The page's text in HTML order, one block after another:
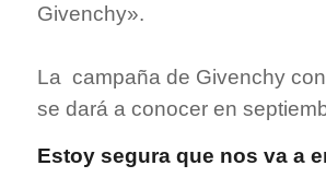
Givenchy».
La campaña de Givenchy
se dará a conocer en
Estoy segura que nos va a